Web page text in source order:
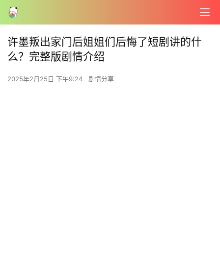
许墨叛出家门后姐姐们后悔了短剧讲的什
么？完整版剧情介绍
2025年2月25日 下午9:24 剧情分享